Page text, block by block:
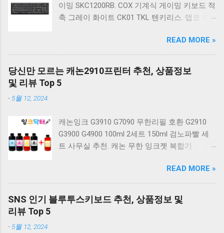
이밍 SKC1200RB. COX 기계식 게이밍 키보드 적
축 그레이 화이트 CK01 TKL 텐키리스. 앱코 축
랙 K560 일반형. 앱코 K517 레트로 기계식 게이
밍 유선키보드 갈축 일반형 레트로 베이지. 체리
키보드 G803000S TKL RGB 게이밍 텐키리스 기
계식 키보드 4종 축 선택 저소음적축 블랙. 체리
베이지 K517 Retro. COX CK01 교체축 사이드
RGB 게이밍 기계식 키보드 네이비 CK01NV적축
일반형. 체리키보드 XTRFY MX BOARD 3.1 RGB
COX 기계식 게이밍 키보드 갈축 그레이 화이트
CK01 TKL 텐키리스 기계식키보드 구매를 고려
하실 때, 추가 할인 혜택을 놓치지 마세요. 다양
READ MORE »
당신만 모르는 캐논2910프린터 추천, 상품정보
및 리뷰 Top 5
- 5월 12, 2024
캐논잉크 G3910 G7090 무한리필 호환 G2910
G3900 G4900 100ml 2세트 150ml 검노파빨 세
트 사무실 추천. 캐논 무한 잉크젯 복합기
논 PIXMA G2910 잉크포함 정품 무한복합기 컬
러 잉크젯복합기 가정용프린터 상세정보참조.
캐논 G시리즈 프린터 정품 헤드 카트리지
G1900 G2900 G3900 G4900 G2910 G3910
READ MORE »
SNS 인기 블루투스키보드 추천, 상품정보 및
리뷰 Top 5
- 5월 12, 2024